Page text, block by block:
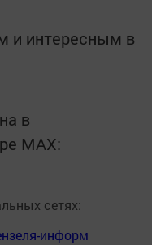
и интересным в
в
MАХ:
сетях:
информ